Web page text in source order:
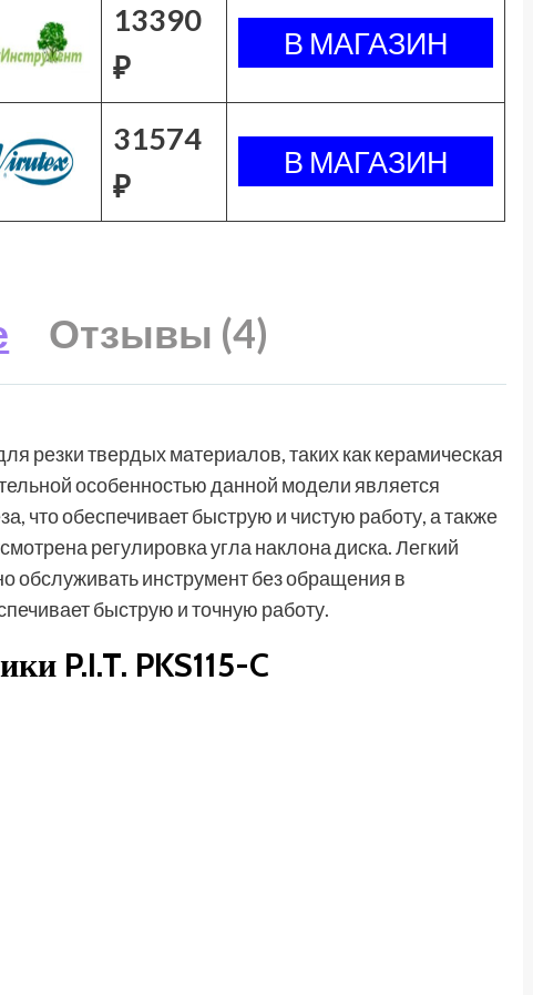
13390
₽
31574
₽
Отзывы (4)
резки твердых материалов, таких как керамическая
особенностью данной модели является
что обеспечивает быструю и чистую работу, а также
регулировка угла наклона диска. Легкий
обслуживать инструмент без обращения в
быструю и точную работу.
P.I.T. PKS115-C